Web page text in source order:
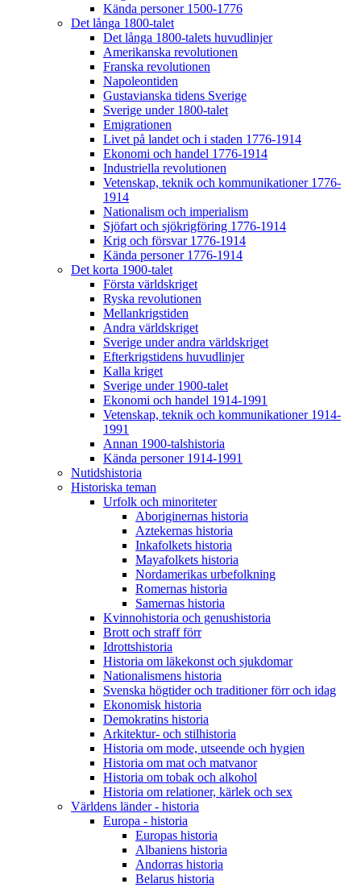
Kända personer 1500-1776
Det långa 1800-talet
Det långa 1800-talets huvudlinjer
Amerikanska revolutionen
Franska revolutionen
Napoleontiden
Gustavianska tidens Sverige
Sverige under 1800-talet
Emigrationen
Livet på landet och i staden 1776-1914
Ekonomi och handel 1776-1914
Industriella revolutionen
Vetenskap, teknik och kommunikationer 1776-
1914
Nationalism och imperialism
Sjöfart och sjökrigföring 1776-1914
Krig och försvar 1776-1914
Kända personer 1776-1914
Det korta 1900-talet
Första världskriget
Ryska revolutionen
Mellankrigstiden
Andra världskriget
Sverige under andra världskriget
Efterkrigstidens huvudlinjer
Kalla kriget
Sverige under 1900-talet
Ekonomi och handel 1914-1991
Vetenskap, teknik och kommunikationer 1914-
1991
Annan 1900-talshistoria
Kända personer 1914-1991
Nutidshistoria
Historiska teman
Urfolk och minoriteter
Aboriginernas historia
Aztekernas historia
Inkafolkets historia
Mayafolkets historia
Nordamerikas urbefolkning
Romernas historia
Samernas historia
Kvinnohistoria och genushistoria
Brott och straff förr
Idrottshistoria
Historia om läkekonst och sjukdomar
Nationalismens historia
Svenska högtider och traditioner förr och idag
Ekonomisk historia
Demokratins historia
Arkitektur- och stilhistoria
Historia om mode, utseende och hygien
Historia om mat och matvanor
Historia om tobak och alkohol
Historia om relationer, kärlek och sex
Världens länder - historia
Europa - historia
Europas historia
Albaniens historia
Andorras historia
Belarus historia